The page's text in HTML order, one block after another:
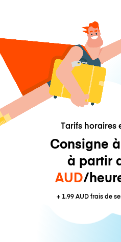
Tarifs horaires
Consigne
à partir
AUD/
+ 1.99 AUDfrais de